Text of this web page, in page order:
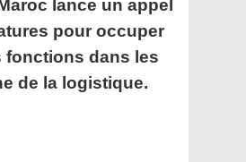
lance un appel
pour occuper
fonctions dans les
de la logistique.